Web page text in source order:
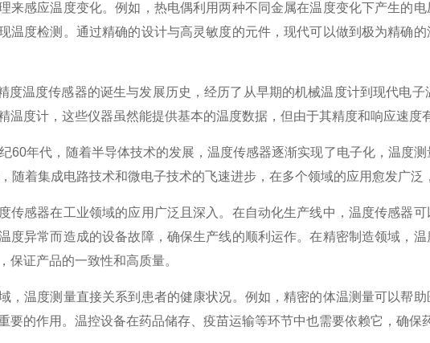
来感应温度变化。例如，热电偶利用两种不同金属在温度变化下产生的
温度检测。通过精确的设计与高灵敏度的元件，现代可以做到极为精确
度传感器的诞生与发展历史，经历了从早期的机械温度计到现代电子
温度计，这些仪器虽然能提供基本的温度数据，但由于其精度和响应速度
年代，随着半导体技术的发展，温度传感器逐渐实现了电子化，温度测
随着集成电路技术和微电子技术的飞速进步，在多个领域的应用愈发广泛
感器在工业领域的应用广泛且深入。在自动化生产线中，温度传感器可
度异常而造成的设备故障，确保生产线的顺利运作。在精密制造领域，
保证产品的一致性和高质量。
温度测量直接关系到患者的健康状况。例如，精密的体温测量可以帮助
要的作用。温控设备在药品储存、疫苗运输等环节中也需要依赖它，确保